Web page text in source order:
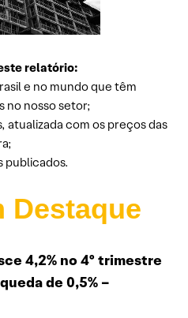
relatório:
e no mundo que têm
no nosso setor;
atualizada com os preços das
publicados.
Destaque
4,2% no 4º trimestre
de 0,5% –